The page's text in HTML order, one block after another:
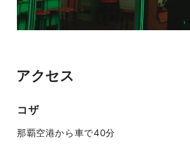
アクセス
コザ
那覇空港から車で40分